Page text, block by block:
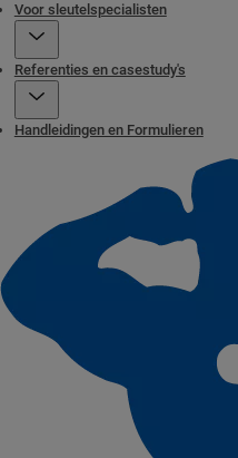
Voor sleutelspecialisten
Referenties en casestudy's
Handleidingen en Formulieren